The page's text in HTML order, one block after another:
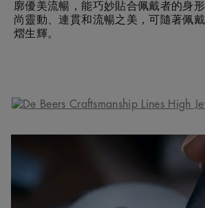
廓優美流暢，能巧妙貼合佩戴者的身
尚靈動、連貫和流暢之美，可隨著佩
熠生輝。